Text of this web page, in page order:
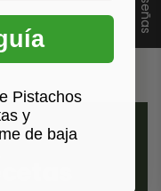
Pistachos
y
de baja